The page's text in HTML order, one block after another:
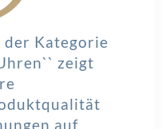
der Kategorie
zeigt
auf